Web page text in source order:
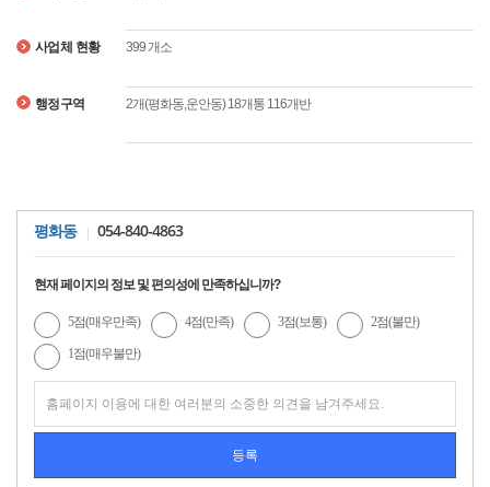
사업체 현황
행정구역
399 개소
2개(평화동,운안동) 18개통 116개반
평화동 054-840-4863
현재 페이지의 정보 및 편의성에 만족하십니까?
5점(매우만족) 4점(만족) 3점(보통) 2점(불만)
1점(매우불만)